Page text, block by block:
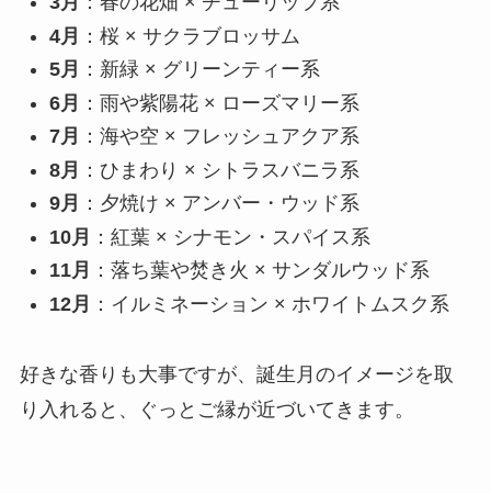
4月
：桜 × サクラブロッサム
5月
：新緑 × グリーンティー系
6月
：雨や紫陽花 × ローズマリー系
7月
：海や空 × フレッシュアクア系
8月
：ひまわり × シトラスバニラ系
9月
：夕焼け × アンバー・ウッド系
10月
：紅葉 × シナモン・スパイス系
11月
：落ち葉や焚き火 × サンダルウッド系
12月
：イルミネーション × ホワイトムスク系
好きな香りも大事ですが、誕生月のイメージを取
り入れると、ぐっとご縁が近づいてきます。